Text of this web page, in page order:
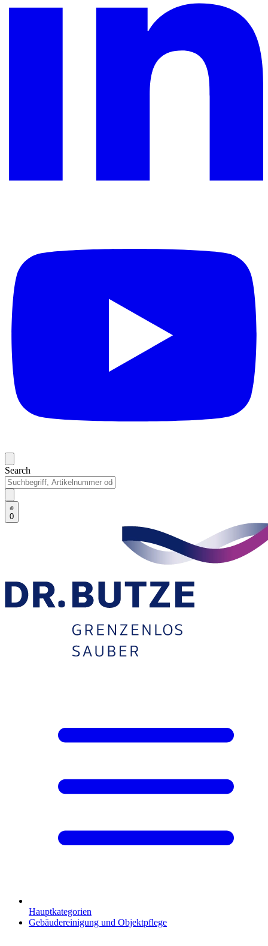
Search
0
Hauptkategorien
Gebäudereinigung und Objektpflege